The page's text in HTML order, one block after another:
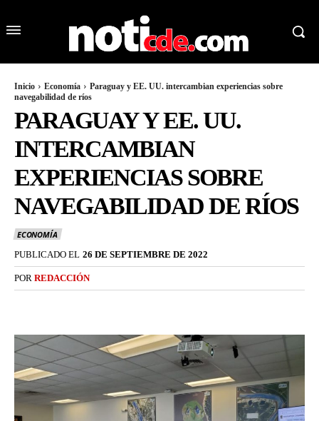
Inicio Economía
Paraguay y EE. UU. intercambian experiencias sobre
navegabilidad de ríos
PARAGUAY Y EE. UU.
INTERCAMBIAN
EXPERIENCIAS SOBRE
NAVEGABILIDAD DE RÍOS
ECONOMÍA
PUBLICADO EL 26 DE SEPTIEMBRE DE 2022
POR REDACCIÓN